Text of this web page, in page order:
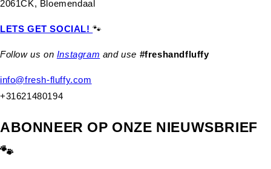
2061CK, Bloemendaal
LETS GET SOCIAL!🐾
Follow us on Instagram and use #freshandfluffy
info@fresh-fluffy.com
+31621480194
ABONNEER OP ONZE NIEUWSBRIEF
🐾